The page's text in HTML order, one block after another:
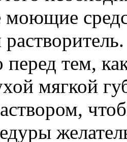
моющие
перед тем,
мягкой